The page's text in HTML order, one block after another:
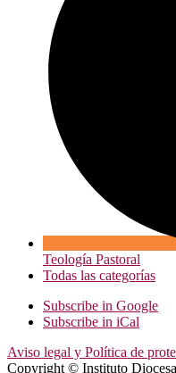
Teología Pastoral
Todas las categorías
Subscribe in Google
Subscribe in iCal
Aviso legal y Política de
Copyright © Instituto